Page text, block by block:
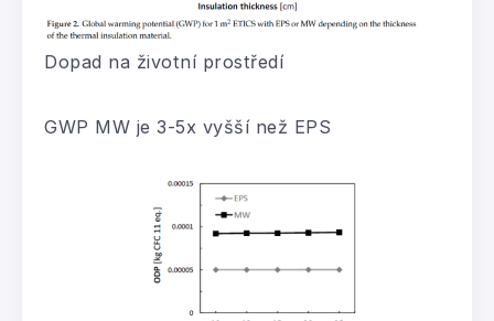
Dopad na životní prostředí
GWP MW je 3-5x vyšší než EPS